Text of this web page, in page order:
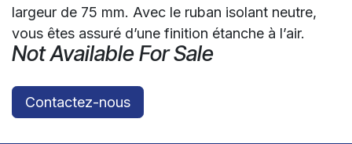
largeur de 75 mm. Avec le ruban isolant neutre,
vous êtes assuré d’une finition étanche à l’air.
Not Available For Sale
Contactez-nous